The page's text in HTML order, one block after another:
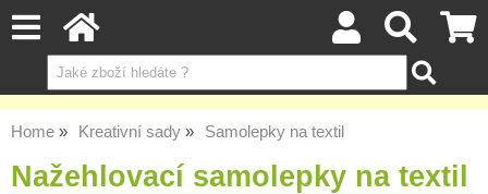
Home Kreativní sady Samolepky na textil
Nažehlovací samolepky na textil